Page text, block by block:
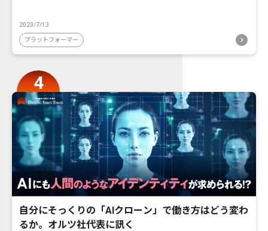
2023/7/13
プラットフォーマー
自分にそっくりの「AIクローン」で働き方はどう変わ
るか。オルツ社代表に訊く